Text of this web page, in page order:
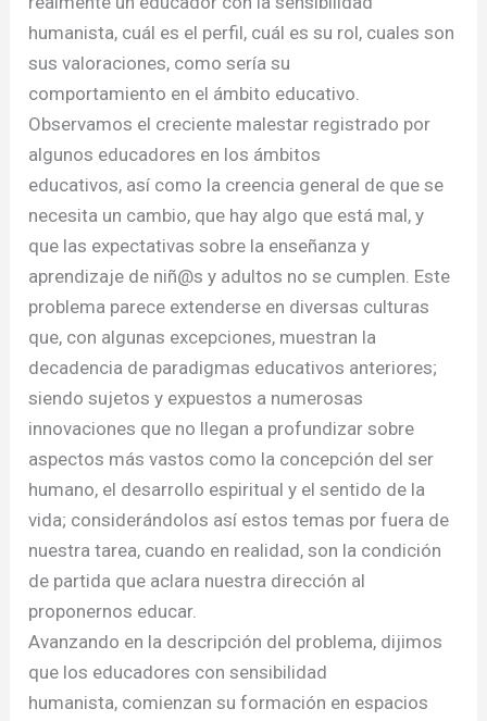
humanista, cuál es el perfil, cuál es su rol, cuales son
sus valoraciones, como sería su
comportamiento en el ámbito educativo.
Observamos el creciente malestar registrado por
algunos educadores en los ámbitos
educativos, así como la creencia general de que se
necesita un cambio, que hay algo que está mal, y
que las expectativas sobre la enseñanza y
aprendizaje de niñ@s y adultos no se cumplen. Este
problema parece extenderse en diversas culturas
que, con algunas excepciones, muestran la
decadencia de paradigmas educativos anteriores;
siendo sujetos y expuestos a numerosas
innovaciones que no llegan a profundizar sobre
aspectos más vastos como la concepción del ser
humano, el desarrollo espiritual y el sentido de la
vida; considerándolos así estos temas por fuera de
nuestra tarea, cuando en realidad, son la condición
de partida que aclara nuestra dirección al
proponernos educar.
Avanzando en la descripción del problema, dijimos
que los educadores con sensibilidad
humanista, comienzan su formación en espacios